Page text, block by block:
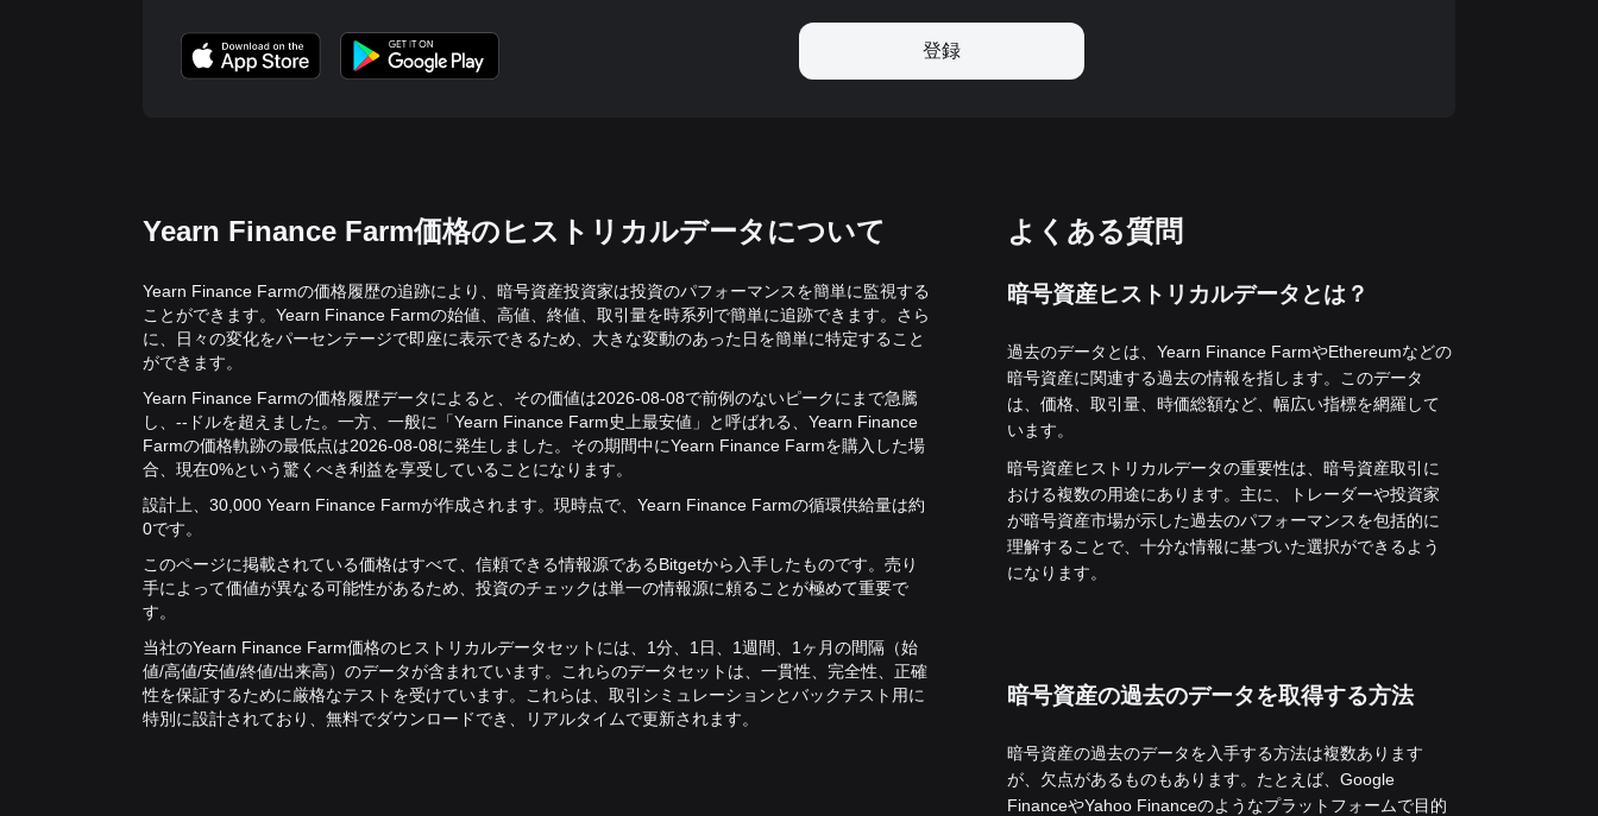
登録
Yearn Finance Farm価格のヒストリカルデータについて
Yearn Finance Farmの価格履歴の追跡により、暗号資産投資家は投資のパフォーマンスを簡単に監視する
ことができます。Yearn Finance Farmの始値、高値、終値、取引量を時系列で簡単に追跡できます。さら
に、日々の変化をパーセンテージで即座に表示できるため、大きな変動のあった日を簡単に特定すること
ができます。
Yearn Finance Farmの価格履歴データによると、その価値は2026-08-08で前例のないピークにまで急騰
し、--ドルを超えました。 一方、一般に「Yearn Finance Farm史上最安値」と呼ばれる、Yearn Finance
Farmの価格軌跡の最低点は2026-08-08に発生しました。 その期間中にYearn Finance Farmを購入した場
合、現在0%という驚くべき利益を享受していることになります。
設計上、30,000 Yearn Finance Farmが作成されます。現時点で、Yearn Finance Farmの循環供給量は約
0です。
このページに掲載されている価格はすべて、信頼できる情報源であるBitgetから入手したものです。売り
手によって価値が異なる可能性があるため、投資のチェックは単一の情報源に頼ることが極めて重要で
す。
当社のYearn Finance Farm価格のヒストリカルデータセットには、1分、1日、1週間、1ヶ月の間隔（始
値/高値/安値/終値/出来高）のデータが含まれています。これらのデータセットは、一貫性、完全性、正確
性を保証するために厳格なテストを受けています。これらは、取引シミュレーションとバックテスト用に
特別に設計されており、無料でダウンロードでき、リアルタイムで更新されます。
よくある質問
暗号資産ヒストリカルデータとは？
過去のデータとは、Yearn Finance FarmやEthereumなどの
暗号資産に関連する過去の情報を指します。このデータ
は、価格、取引量、時価総額など、幅広い指標を網羅して
います。
暗号資産ヒストリカルデータの重要性は、暗号資産取引に
おける複数の用途にあります。主に、トレーダーや投資家
が暗号資産市場が示した過去のパフォーマンスを包括的に
理解することで、十分な情報に基づいた選択ができるよう
になります。
暗号資産の過去のデータを取得する方法
暗号資産の過去のデータを入手する方法は複数あります
が、欠点があるものもあります。たとえば、Google
FinanceやYahoo Financeのようなプラットフォームで目的